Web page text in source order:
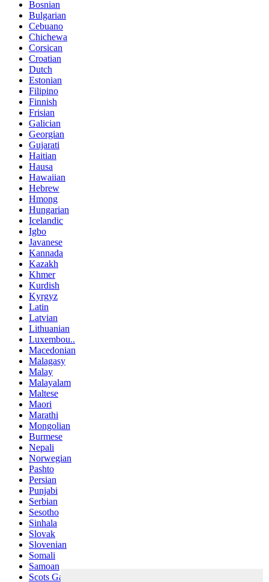
Bosnian
Bulgarian
Cebuano
Chichewa
Corsican
Croatian
Dutch
Estonian
Filipino
Finnish
Frisian
Galician
Georgian
Gujarati
Haitian
Hausa
Hawaiian
Hebrew
Hmong
Hungarian
Icelandic
Igbo
Javanese
Kannada
Kazakh
Khmer
Kurdish
Kyrgyz
Latin
Latvian
Lithuanian
Luxembou..
Macedonian
Malagasy
Malay
Malayalam
Maltese
Maori
Marathi
Mongolian
Burmese
Nepali
Norwegian
Pashto
Persian
Punjabi
Serbian
Sesotho
Sinhala
Slovak
Slovenian
Somali
Samoan
Scots Gaelic